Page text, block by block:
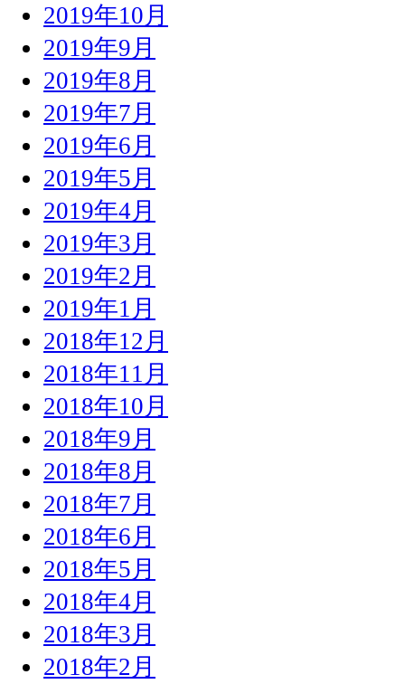
2019年10月
2019年9月
2019年8月
2019年7月
2019年6月
2019年5月
2019年4月
2019年3月
2019年2月
2019年1月
2018年12月
2018年11月
2018年10月
2018年9月
2018年8月
2018年7月
2018年6月
2018年5月
2018年4月
2018年3月
2018年2月